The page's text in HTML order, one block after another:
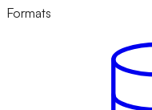
Formats